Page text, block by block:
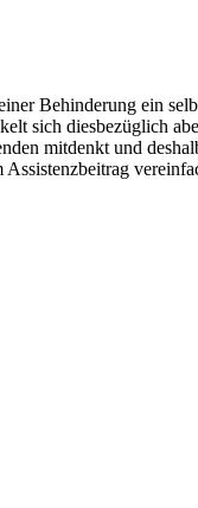
Behinderung ein
sich diesbezüglich
mitdenkt und